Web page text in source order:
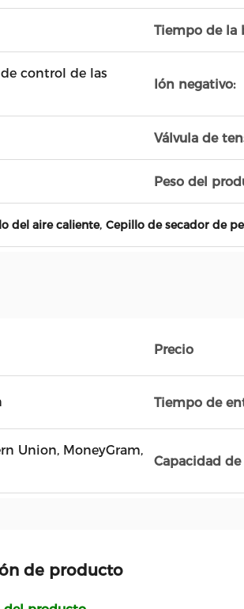
Tiempo de la
control de las
Ión negativo:
Válvula de
Peso del
del aire caliente, Cepillo de secador de
Precio
Tiempo de
Union, MoneyGram,
Capacidad
de producto